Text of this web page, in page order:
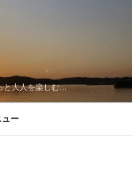
と大人を楽しむ…
ュー